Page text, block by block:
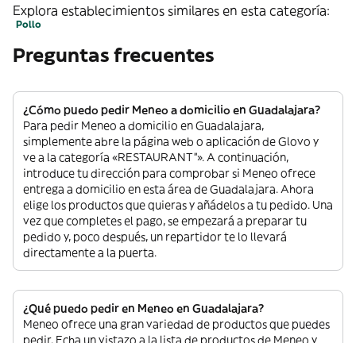
Explora establecimientos similares en esta categoría:
Pollo
Preguntas frecuentes
¿Cómo puedo pedir Meneo a domicilio en Guadalajara?
Para pedir Meneo a domicilio en Guadalajara,
simplemente abre la página web o aplicación de Glovo y
ve a la categoría «RESTAURANT”». A continuación,
introduce tu dirección para comprobar si Meneo ofrece
entrega a domicilio en esta área de Guadalajara. Ahora
elige los productos que quieras y añádelos a tu pedido. Una
vez que completes el pago, se empezará a preparar tu
pedido y, poco después, un repartidor te lo llevará
directamente a la puerta.
¿Qué puedo pedir en Meneo en Guadalajara?
Meneo ofrece una gran variedad de productos que puedes
pedir. Echa un vistazo a la lista de productos de Meneo y